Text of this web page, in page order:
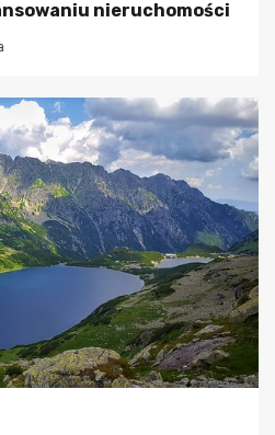
nieruchomości